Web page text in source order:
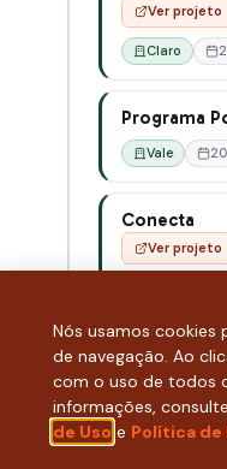
Ver projeto
Claro
Programa
Vale
Conecta
Ver projeto
Formação
Microsoft
Nós usamos cookies
de navegação. Ao
com o uso de todos
informações,
de Uso e Política de